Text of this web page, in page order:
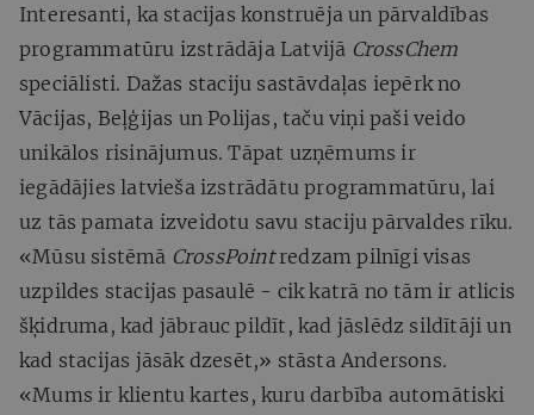
Interesanti, ka stacijas konstruēja un pārvaldības
programmatūru izstrādāja Latvijā CrossChem
speciālisti. Dažas staciju sastāvdaļas iepērk no
Vācijas, Beļģijas un Polijas, taču viņi paši veido
unikālos risinājumus. Tāpat uzņēmums ir
iegādājies latvieša izstrādātu programmatūru, lai
uz tās pamata izveidotu savu staciju pārvaldes rīku.
«Mūsu sistēmā CrossPointredzam pilnīgi visas
uzpildes stacijas pasaulē - cik katrā no tām ir atlicis
šķidruma, kad jābrauc pildīt, kad jāslēdz sildītāji un
kad stacijas jāsāk dzesēt,» stāsta Andersons.
«Mums ir klientu kartes, kuru darbība automātiski